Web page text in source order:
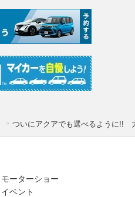
ついにアクアでも選べるように!!
モーターショー
イベント